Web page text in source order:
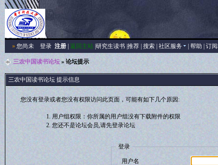
»您尚未 登录 注册| 返回主站| 研究生读书| 推荐| 搜索| 社区服务 帮助 订
三农中国读书论坛» 论坛提示
三农中国读书论坛 提示信息
您没有登录或者您没有权限访问此页面，可能有如下几个原因:
用户组权限：你所属的用户组没有下载附件的权限
您还不是论坛会员,请先登录论坛
登录
用户名